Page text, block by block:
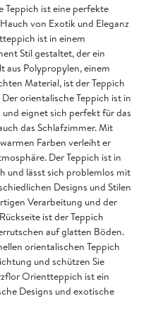
Teppich ist eine perfekte
von Exotik und Eleganz
ist in einem
Stil gestaltet, der ein
aus Polypropylen, einem
Material, ist der Teppich
orientalische Teppich ist in
eignet sich perfekt für das
das Schlafzimmer. Mit
Farben verleiht er
Der Teppich ist in
und lässt sich problemlos mit
Designs und Stilen
Verarbeitung und der
ist der Teppich
auf glatten Böden.
orientalischen Teppich
und schützen Sie
Orientteppich ist ein
Designs und exotische